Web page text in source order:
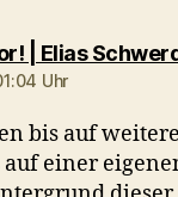
| Elias
Uhr
bis auf
einer